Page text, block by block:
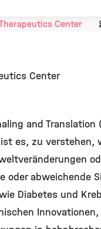
Center
Center
and
es, zu
oder abweichende
Diabetes und